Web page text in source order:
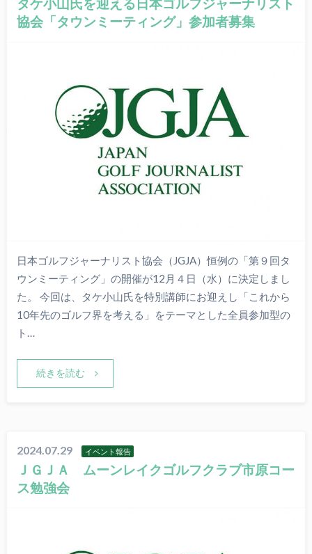
協会「タウンミーティング」参加者募集
日本ゴルフジャーナリスト協会（JGJA）恒例の「第９回タ
ウンミーティング」の開催が12月４日（水）に決定しまし
た。 今回は、タケ小山氏を特別講師にお迎えし「これから
10年先のゴルフ界を考える」をテーマとした全員参加型の
ト…
続きを読む
2024.07.29 イベント報告
ＪＧＪＡ ムーンレイクゴルフクラブ市原コー
ス勉強会